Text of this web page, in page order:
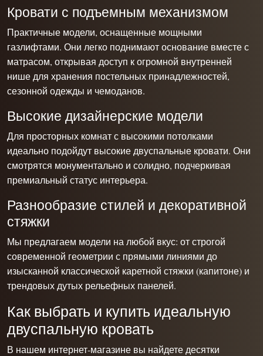
Кровати с подъемным механизмом
Практичные модели, оснащенные мощными
газлифтами. Они легко поднимают основание вместе с
матрасом, открывая доступ к огромной внутренней
нише для хранения постельных принадлежностей,
сезонной одежды и чемоданов.
Высокие дизайнерские модели
Для просторных комнат с высокими потолками
идеально подойдут высокие двуспальные кровати. Они
смотрятся монументально и солидно, подчеркивая
премиальный статус интерьера.
Разнообразие стилей и декоративной
стяжки
Мы предлагаем модели на любой вкус: от строгой
современной геометрии с прямыми линиями до
изысканной классической каретной стяжки (капитоне) и
трендовых дутых рельефных панелей.
Как выбрать и купить идеальную
двуспальную кровать
В нашем интернет-магазине вы найдете десятки